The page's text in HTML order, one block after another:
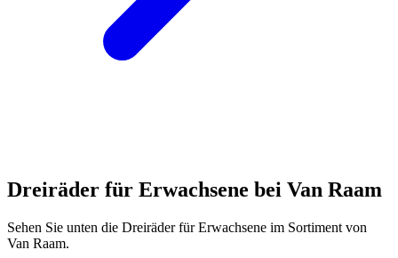
Dreiräder für Erwachsene bei Van Raam
Sehen Sie unten die Dreiräder für Erwachsene im Sortiment von
Van Raam.